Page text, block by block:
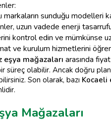
markaların sunduğu modelleri
uzun vadede enerji
kontrol edin ve mümkünse
ve kurulum hizmetlerini
eşya mağazaları arasında
süreç olabilir. Ancak doğru
Son olarak, bazı
Mağazaları